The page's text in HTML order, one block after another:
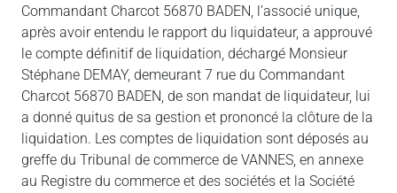
Commandant Charcot 56870 BADEN, l’associé unique,
après avoir entendu le rapport du liquidateur, a approuvé
le compte définitif de liquidation, déchargé Monsieur
Stéphane DEMAY, demeurant 7 rue du Commandant
Charcot 56870 BADEN, de son mandat de liquidateur, lui
a donné quitus de sa gestion et prononcé la clôture de la
liquidation. Les comptes de liquidation sont déposés au
greffe du Tribunal de commerce de VANNES, en annexe
au Registre du commerce et des sociétés et la Société